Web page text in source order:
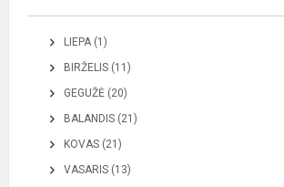
LIEPA (1)
BIRŽELIS (11)
GEGUŽĖ (20)
BALANDIS (21)
KOVAS (21)
VASARIS (13)